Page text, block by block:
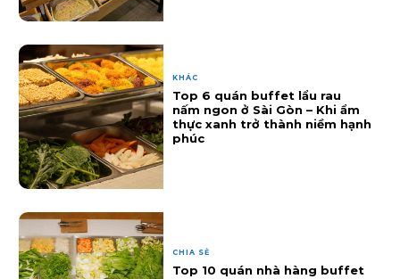
KHÁC
Top 6 quán buffet lẩu rau
nấm ngon ở Sài Gòn – Khi ẩm
thực xanh trở thành niềm hạnh
phúc
CHIA SẺ
Top 10 quán nhà hàng buffet